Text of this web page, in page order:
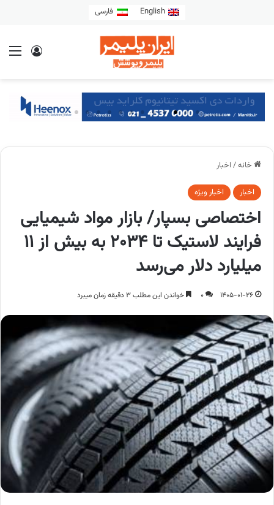
English فارسی
خانه/ اخبار
اخبار اخبار ویژه
اختصاصی بسپار/ بازار مواد شیمیایی
فرایند لاستیک تا ۲۰۳۴ به بیش از ۱۱
میلیارد دلار می‌رسد
1405-01-26
0 خواندن این مطلب 3 دقیقه زمان میبرد